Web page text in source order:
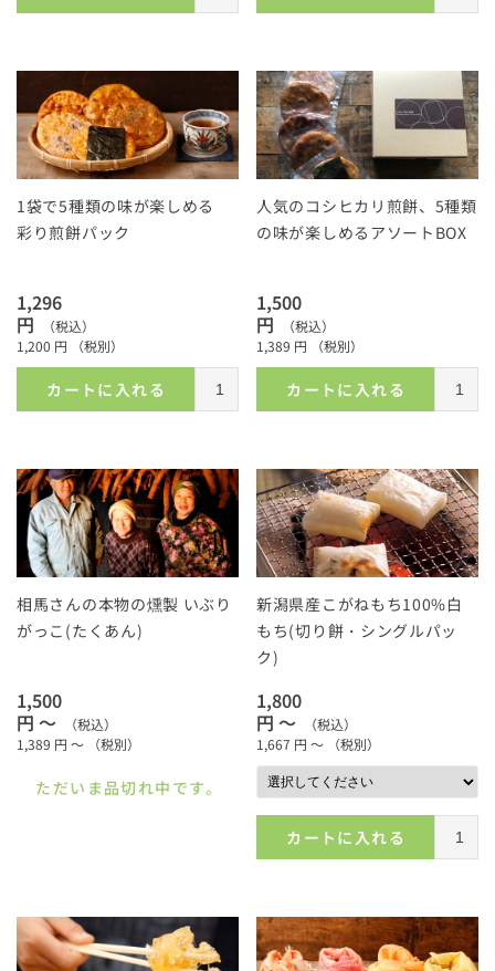
1袋で5種類の味が楽しめる
彩り煎餅パック
1,296
円
（税込）
1,200 円 （税別）
カートに入れる
人気のコシヒカリ煎餅、5種類
の味が楽しめるアソートBOX
1,500
円
（税込）
1,389 円 （税別）
カートに入れる
相馬さんの本物の燻製 いぶり
がっこ(たくあん)
1,500
円 ～
（税込）
1,389 円 ～ （税別）
ただいま品切れ中です。
新潟県産こがねもち100%白
もち(切り餅・シングルパッ
ク)
1,800
円 ～
（税込）
1,667 円 ～ （税別）
カートに入れる